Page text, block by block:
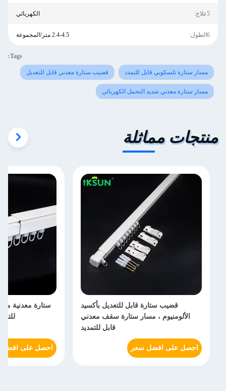
5علاج: الكهربائي
6الطول: 2.4-4.5 متر/المجموعة
Tags:
مسار ستارة تلسكوبي قابل للتمدد قضيب ستارة معدني قابل للتعديل
مسار ستارة معدني شديد التحمل الكهربائي
منتجات مماثلة
قضيب ستارة قابل للتعديل بأكسيد
الألومنيوم ، مسار ستارة سقف معدني
قابل للتمديد
احصل على افضل سعر احصل على